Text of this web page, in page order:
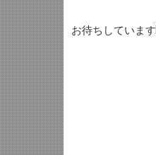
お待ちしています